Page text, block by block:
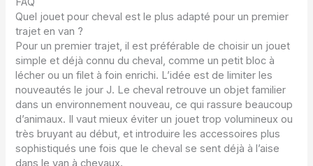
Quel jouet pour cheval est le plus adapté pour un premier
trajet en van ?
Pour un premier trajet, il est préférable de choisir un jouet
simple et déjà connu du cheval, comme un petit bloc à
lécher ou un filet à foin enrichi. L’idée est de limiter les
nouveautés le jour J. Le cheval retrouve un objet familier
dans un environnement nouveau, ce qui rassure beaucoup
d’animaux. Il vaut mieux éviter un jouet trop volumineux ou
très bruyant au début, et introduire les accessoires plus
sophistiqués une fois que le cheval se sent déjà à l’aise
dans le van à chevaux.